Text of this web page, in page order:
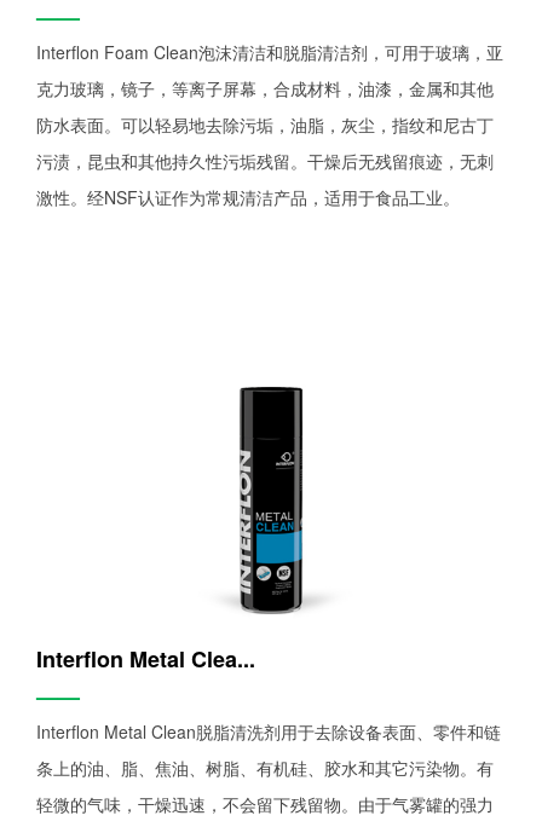
——
Interflon Foam Clean泡沫清洁和脱脂清洁剂，可用于玻璃，亚
克力玻璃，镜子，等离子屏幕，合成材料，油漆，金属和其他
防水表面。可以轻易地去除污垢，油脂，灰尘，指纹和尼古丁
污渍，昆虫和其他持久性污垢残留。干燥后无残留痕迹，无刺
激性。经NSF认证作为常规清洁产品，适用于食品工业。
Interflon Metal Clea...
——
Interflon Metal Clean脱脂清洗剂用于去除设备表面、零件和链
条上的油、脂、焦油、树脂、有机硅、胶水和其它污染物。有
轻微的气味，干燥迅速，不会留下残留物。由于气雾罐的强力